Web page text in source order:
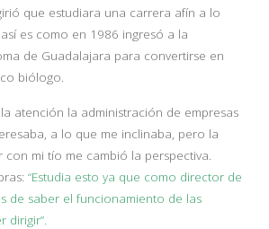
que estudiara una carrera afín a lo
es como en 1986 ingresó a la
de Guadalajara para convertirse en
biólogo.
atención la administración de empresas
a lo que me inclinaba, pero la
con mi tío me cambió la perspectiva.
“Estudia esto ya que como director de
de saber el funcionamiento de las
dirigir”.